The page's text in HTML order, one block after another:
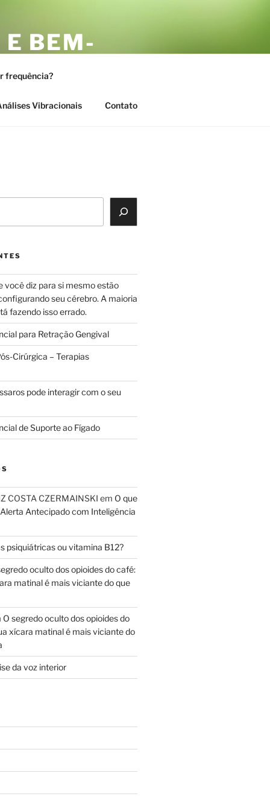
BEM-
frequência?
Vibracionais Contato
você diz para si mesmo estão
seu cérebro. A maioria
fazendo isso errado.
para Retração Gengival
Cirúrgica – Terapias
pode interagir com o seu
de Suporte ao Fígado
COSTA CZERMAINSKI em O que
Antecipado com Inteligência
psiquiátricas ou vitamina B12?
oculto dos opioides do café:
matinal é mais viciante do que
O segredo oculto dos opioides do
xícara matinal é mais viciante do
da voz interior